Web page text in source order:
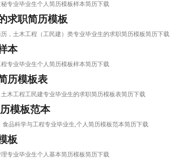
专业毕业生个人简历模板样本简历下载
求职简历模板
，土木工程（工民建）类专业毕业生的求职简历模板简历下载
本
专业毕业生个人简历模板样本简历下载
历模板表
木工程工民建专业毕业生的求职简历模板表简历下载
模板范本
品科学与工程专业毕业生,个人简历模板范本简历下载
板
专业毕业生个人基本简历模板简历下载